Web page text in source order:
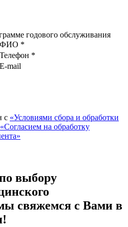
годового обслуживания
ФИО *
Телефон *
E-mail
с «Условиями сбора и обработки
«Согласием на обработку
выбору
свяжемся с Вами в